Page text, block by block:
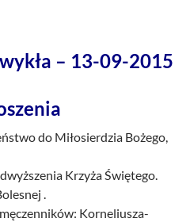
– 13-09-2015
do Miłosierdzia Bożego,
Krzyża Świętego.
.
Korneliusza-